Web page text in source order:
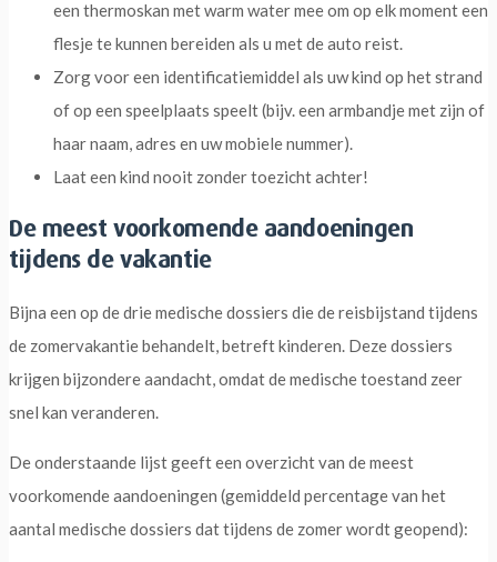
een thermoskan met warm water mee om op elk moment een
flesje te kunnen bereiden als u met de auto reist.
Zorg voor een identificatiemiddel als uw kind op het strand
of op een speelplaats speelt (bijv. een armbandje met zijn of
haar naam, adres en uw mobiele nummer).
Laat een kind nooit zonder toezicht achter!
De meest voorkomende aandoeningen
tijdens de vakantie
Bijna een op de drie medische dossiers die de reisbijstand tijdens
de zomervakantie behandelt, betreft kinderen. Deze dossiers
krijgen bijzondere aandacht, omdat de medische toestand zeer
snel kan veranderen.
De onderstaande lijst geeft een overzicht van de meest
voorkomende aandoeningen (gemiddeld percentage van het
aantal medische dossiers dat tijdens de zomer wordt geopend):